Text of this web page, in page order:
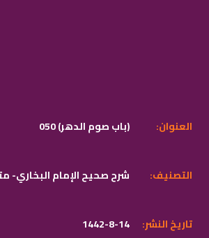
050 (باب صوم الدهر) :العنوان
شرح صحيح الإمام البخاري- :التصنيف
1442-8-14 :تاريخ النشر